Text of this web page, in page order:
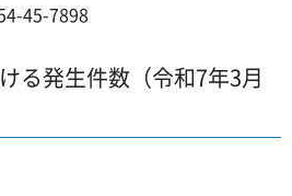
45-7898
る発生件数（令和7年3月